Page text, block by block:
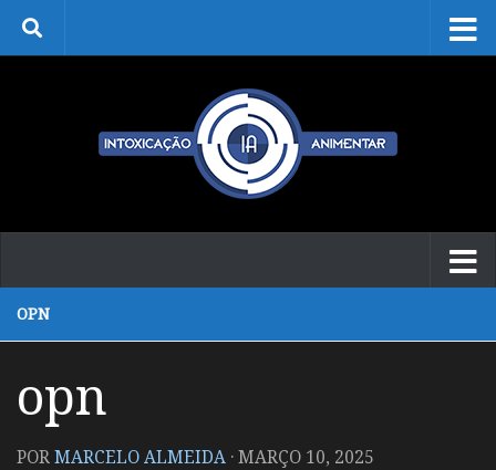
Skip to content
OPN
opn
PORMARCELO ALMEIDA ·MARÇO 10, 2025